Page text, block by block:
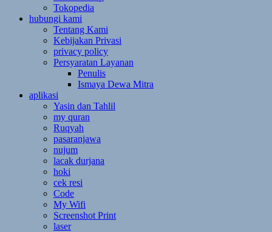
Tokopedia
hubungi kami
Tentang Kami
Kebijakan Privasi
privacy policy
Persyaratan Layanan
Penulis
Ismaya Dewa Mitra
aplikasi
Yasin dan Tahlil
my quran
Ruqyah
pasaranjawa
nujum
lacak durjana
hoki
cek resi
Code
My Wifi
Screenshot Print
laser